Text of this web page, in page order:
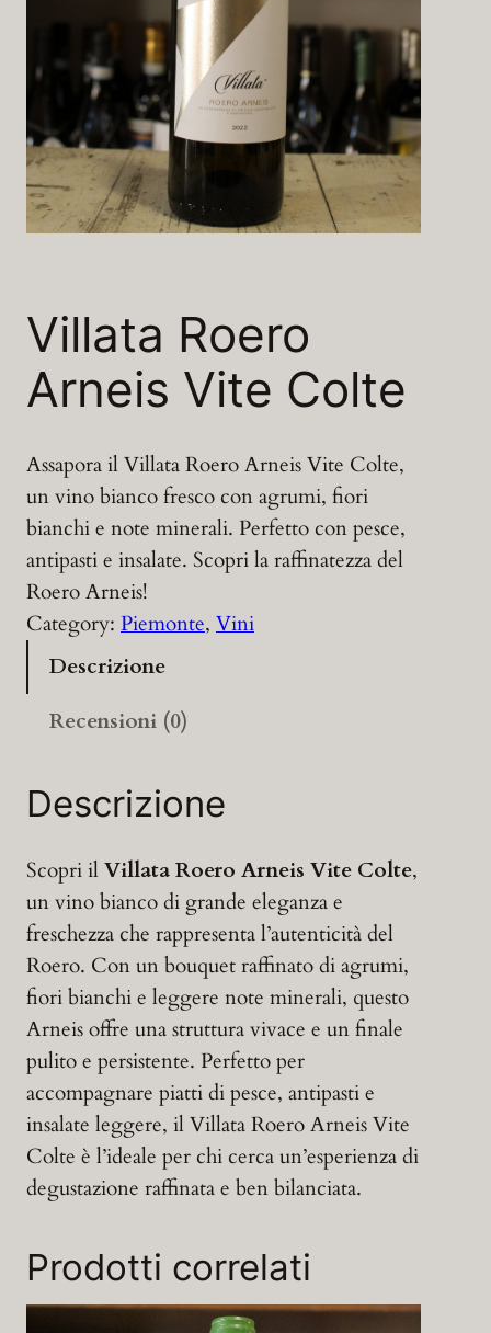
Villata Roero
Arneis Vite Colte
Assapora il Villata Roero Arneis Vite Colte,
un vino bianco fresco con agrumi, fiori
bianchi e note minerali. Perfetto con pesce,
antipasti e insalate. Scopri la raffinatezza del
Roero Arneis!
Category: Piemonte, Vini
Descrizione
Recensioni (0)
Descrizione
Scopri ilVillata Roero Arneis Vite Colte,
un vino bianco di grande eleganza e
freschezza che rappresenta l’autenticità del
Roero. Con un bouquet raffinato di agrumi,
fiori bianchi e leggere note minerali, questo
Arneis offre una struttura vivace e un finale
pulito e persistente. Perfetto per
accompagnare piatti di pesce, antipasti e
insalate leggere, il Villata Roero Arneis Vite
Colte è l’ideale per chi cerca un’esperienza di
degustazione raffinata e ben bilanciata.
Prodotti correlati